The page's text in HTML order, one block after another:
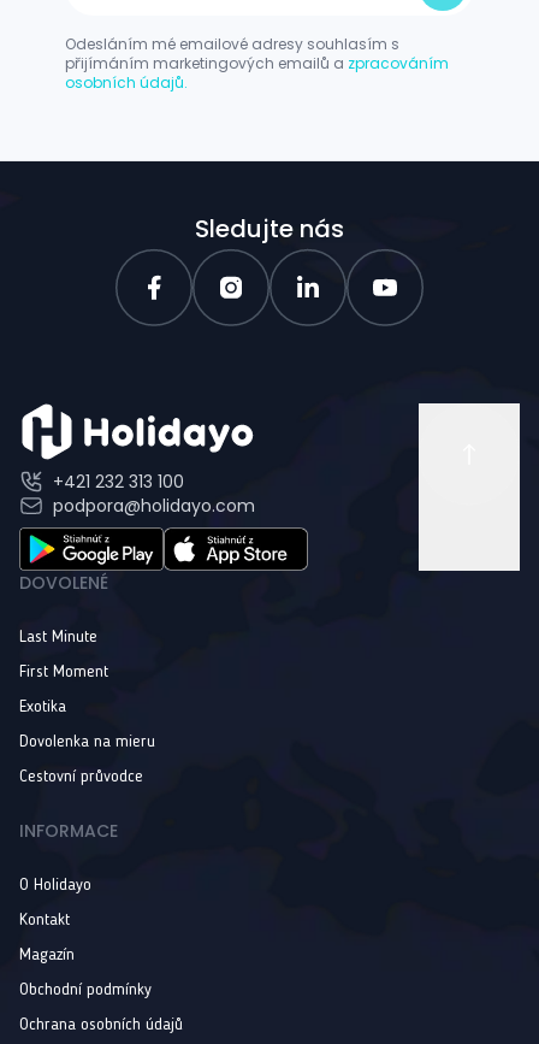
Odesláním mé emailové adresy souhlasím s
přijímáním marketingových emailů a zpracováním
osobních údajů.
Sledujte nás
+421 232 313 100
podpora@holidayo.com
DOVOLENÉ
Last Minute
First Moment
Exotika
Dovolenka na mieru
Cestovní průvodce
INFORMACE
O Holidayo
Kontakt
Magazín
Obchodní podmínky
Ochrana osobních údajů